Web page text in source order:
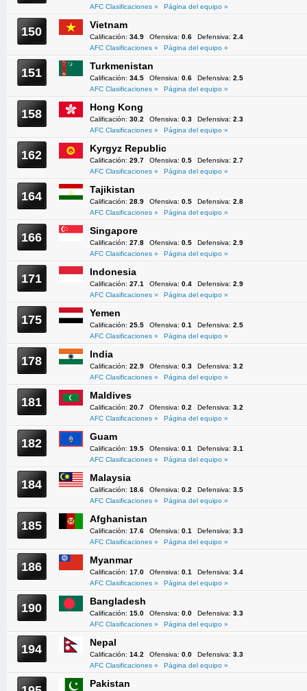
AFC Clasificaciones »
Página del equipo »
150 Vietnam
Calificación: 34.9 Ofensiva: 0.6 Defensiva: 2.4
AFC Clasificaciones »
Página del equipo »
151 Turkmenistan
Calificación: 34.5 Ofensiva: 0.6 Defensiva: 2.5
AFC Clasificaciones »
Página del equipo »
158 Hong Kong
Calificación: 30.2 Ofensiva: 0.3 Defensiva: 2.3
AFC Clasificaciones »
Página del equipo »
162 Kyrgyz Republic
Calificación: 29.7 Ofensiva: 0.5 Defensiva: 2.7
AFC Clasificaciones »
Página del equipo »
164 Tajikistan
Calificación: 28.9 Ofensiva: 0.5 Defensiva: 2.8
AFC Clasificaciones »
Página del equipo »
166 Singapore
Calificación: 27.8 Ofensiva: 0.5 Defensiva: 2.9
AFC Clasificaciones »
Página del equipo »
171 Indonesia
Calificación: 27.1 Ofensiva: 0.4 Defensiva: 2.9
AFC Clasificaciones »
Página del equipo »
175 Yemen
Calificación: 25.5 Ofensiva: 0.1 Defensiva: 2.5
AFC Clasificaciones »
Página del equipo »
178 India
Calificación: 22.9 Ofensiva: 0.3 Defensiva: 3.2
AFC Clasificaciones »
Página del equipo »
181 Maldives
Calificación: 20.7 Ofensiva: 0.2 Defensiva: 3.2
AFC Clasificaciones »
Página del equipo »
182 Guam
Calificación: 19.5 Ofensiva: 0.1 Defensiva: 3.1
AFC Clasificaciones »
Página del equipo »
184 Malaysia
Calificación: 18.6 Ofensiva: 0.2 Defensiva: 3.5
AFC Clasificaciones »
Página del equipo »
185 Afghanistan
Calificación: 17.6 Ofensiva: 0.1 Defensiva: 3.3
AFC Clasificaciones »
Página del equipo »
186 Myanmar
Calificación: 17.0 Ofensiva: 0.1 Defensiva: 3.4
AFC Clasificaciones »
Página del equipo »
190 Bangladesh
Calificación: 15.0 Ofensiva: 0.0 Defensiva: 3.3
AFC Clasificaciones »
Página del equipo »
194 Nepal
Calificación: 14.2 Ofensiva: 0.0 Defensiva: 3.3
AFC Clasificaciones »
Página del equipo »
Pakistan